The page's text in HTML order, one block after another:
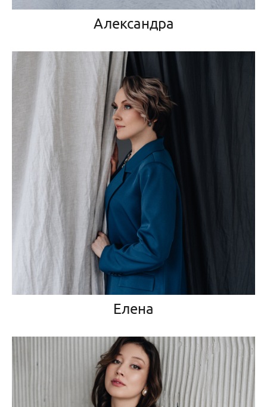
Александра
Елена